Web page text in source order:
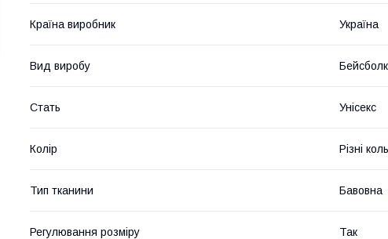
Країна виробник Україна
Вид виробу
Стать Унісекс
Колір Різні
Тип тканини Бавовна
Регулювання розміру Так